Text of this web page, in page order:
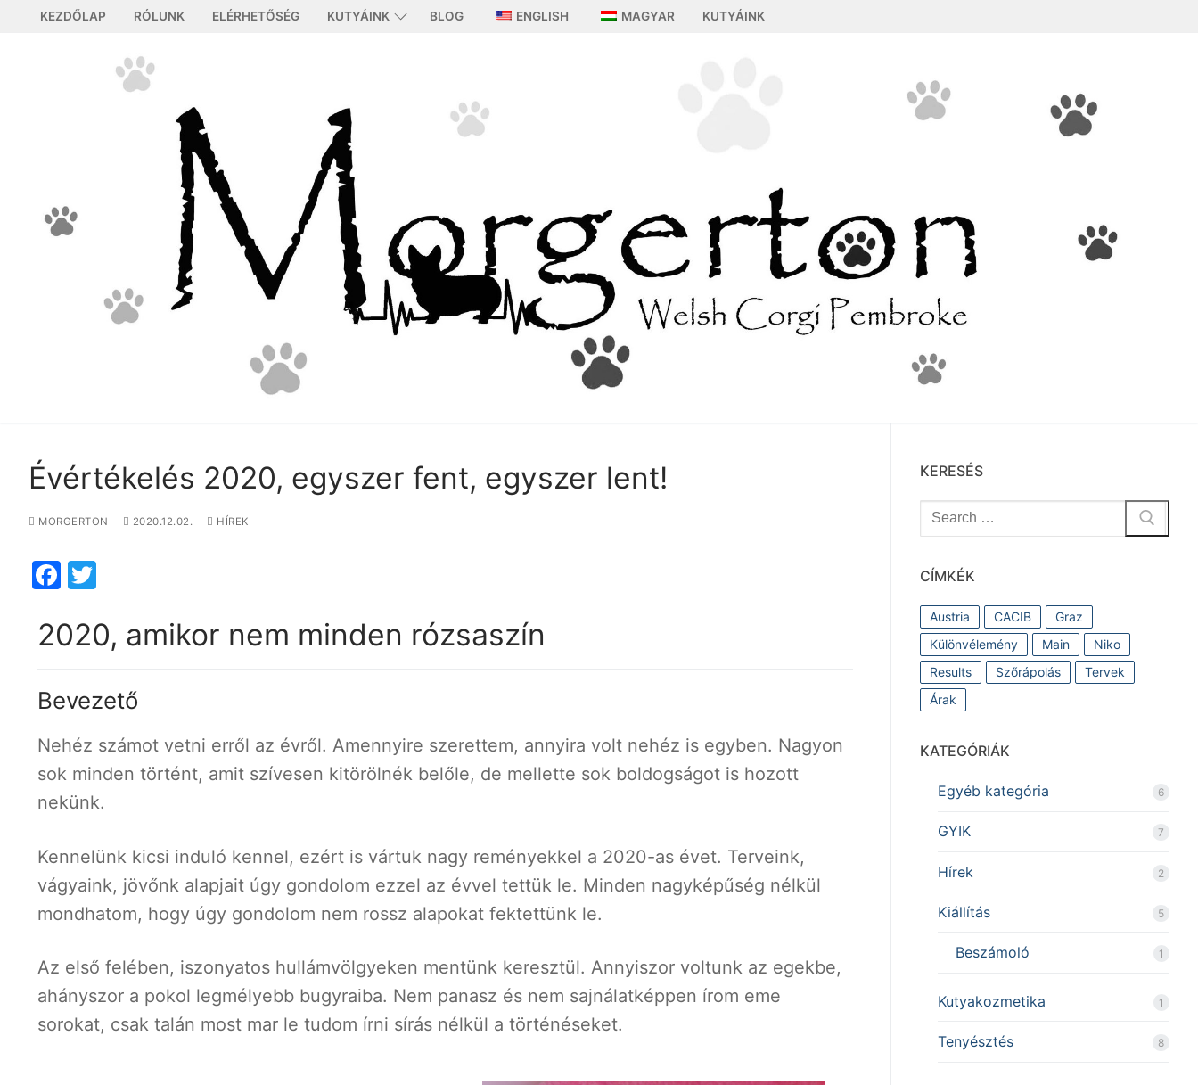
KEZDŐLAP RÓLUNK ELÉRHETŐSÉG KUTYÁINK BLOG ENGLISH MAGYAR KUTYÁINK
Évértékelés 2020, egyszer fent, egyszer lent!
MORGERTON 2020.12.02. HÍREK
Facebook
2020, amikor nem minden rózsaszín
Bevezető
Nehéz számot vetni erről az évről. Amennyire szerettem, annyira volt nehéz is egyben. Nagyon
sok minden történt, amit szívesen kitörölnék belőle, de mellette sok boldogságot is hozott
nekünk.
Kennelünk kicsi induló kennel, ezért is vártuk nagy reményekkel a 2020-as évet. Terveink,
vágyaink, jövőnk alapjait úgy gondolom ezzel az évvel tettük le. Minden nagyképűség nélkül
mondhatom, hogy úgy gondolom nem rossz alapokat fektettünk le.
Az első felében, iszonyatos hullámvölgyeken mentünk keresztül. Annyiszor voltunk az egekbe,
ahányszor a pokol legmélyebb bugyraiba. Nem panasz és nem sajnálatképpen írom eme
sorokat, csak talán most mar le tudom írni sírás nélkül a történéseket.
KERESÉS
Keresése:
CÍMKÉK
Austria CACIB
Graz
Különvélemény
Main
Niko
Results
Szőrápolás
Tervek
Árak
KATEGÓRIÁK
Egyéb kategória 6
GYIK 7
Hírek 2
Kiállítás 5
Beszámoló 1
Kutyakozmetika 1
Tenyésztés 8